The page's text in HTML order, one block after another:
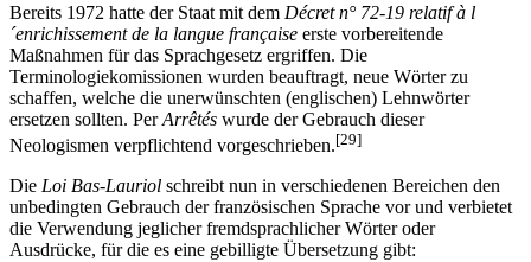
Bereits 1972 hatte der Staat mit dem Décret n° 72-19 relatif à l
´enrichissement de la langue française erste vorbereitende
Maßnahmen für das Sprachgesetz ergriffen. Die
Terminologiekomissionen wurden beauftragt, neue Wörter zu
schaffen, welche die unerwünschten (englischen) Lehnwörter
ersetzen sollten. PerArrêtés wurde der Gebrauch dieser
Neologismen verpflichtend vorgeschrieben.[29]
Die Loi Bas-Lauriol schreibt nun in verschiedenen Bereichen den
unbedingten Gebrauch der französischen Sprache vor und verbietet
die Verwendung jeglicher fremdsprachlicher Wörter oder
Ausdrücke, für die es eine gebilligte Übersetzung gibt: